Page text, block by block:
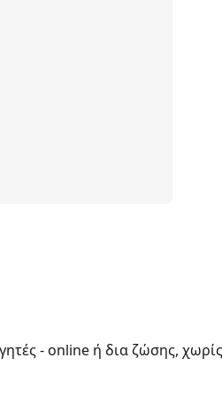
- online ή δια ζώσης,